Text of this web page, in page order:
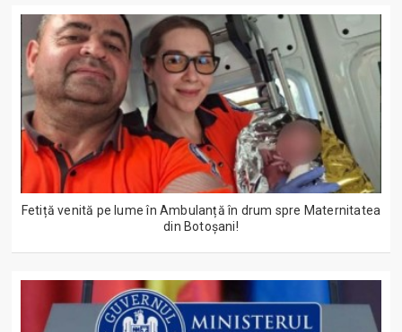
Fetiță venită pe lume în Ambulanță în drum spre Maternitatea
din Botoșani!